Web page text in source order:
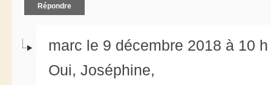
Répondre
marc le 9 décembre 2018 à 10
Oui, Joséphine,